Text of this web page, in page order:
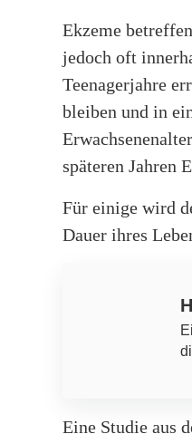
Ekzeme
jedoch oft
Teenagerjahre
bleiben und in
späteren Jahren
Für einige wird
Dauer ihres
Eine Studie aus